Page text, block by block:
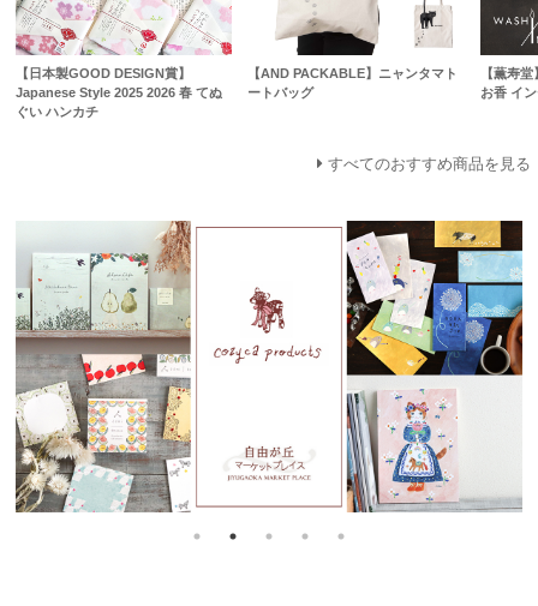
【日本製GOOD DESIGN賞】
Japanese Style 2025 2026 春 てぬ
ぐい ハンカチ
【AND PACKABLE】ニャンタマト
ートバッグ
【薫寿
お香 イ
すべてのおすすめ商品を見る